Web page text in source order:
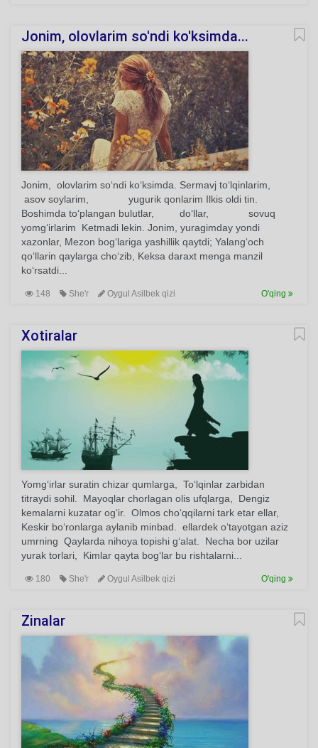
Jonim, olovlarim so'ndi ko'ksimda...
Jonim, olovlarim so‘ndi ko‘ksimda. Sermavj to‘lqinlarim,
asov soylarim, yugurik qonlarim Ilkis oldi tin.
Boshimda to‘plangan bulutlar, do‘llar, sovuq
yomg‘irlarim Ketmadi lekin. Jonim, yuragimday yondi
xazonlar, Mezon bog‘lariga yashillik qaytdi; Yalang‘och
qo‘llarin qaylarga cho‘zib, Keksa daraxt menga manzil
ko‘rsatdi...
148 She'r Oygul Asilbek qizi O'qing
Xotiralar
Yomg‘irlar suratin chizar qumlarga, To‘lqinlar zarbidan
titraydi sohil. Mayoqlar chorlagan olis ufqlarga, Dengiz
kemalarni kuzatar og‘ir. Olmos cho‘qqilarni tark etar ellar,
Keskir bo‘ronlarga aylanib minbad. ellardek o‘tayotgan aziz
umrning Qaylarda nihoya topishi g‘alat. Necha bor uzilar
yurak torlari, Kimlar qayta bog‘lar bu rishtalarni...
180 She'r Oygul Asilbek qizi O'qing
Zinalar